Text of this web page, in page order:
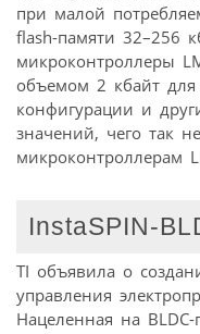
при малой
flash-памяти 32–256
микроконтроллеры
объемом 2 кбайт для
конфигурации и
значений, чего так
микроконтроллерам
InstaSPIN-
TI объявила о
управления
Нацеленная на